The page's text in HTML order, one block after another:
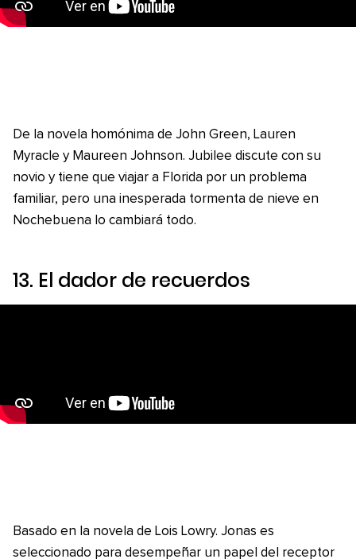
De la novela homónima de John Green, Lauren
Myracle y Maureen Johnson. Jubilee discute con su
novio y tiene que viajar a Florida por un problema
familiar, pero una inesperada tormenta de nieve en
Nochebuena lo cambiará todo.
13. El dador de recuerdos
Basado en la novela de Lois Lowry. Jonas es
seleccionado para desempeñar un papel del receptor